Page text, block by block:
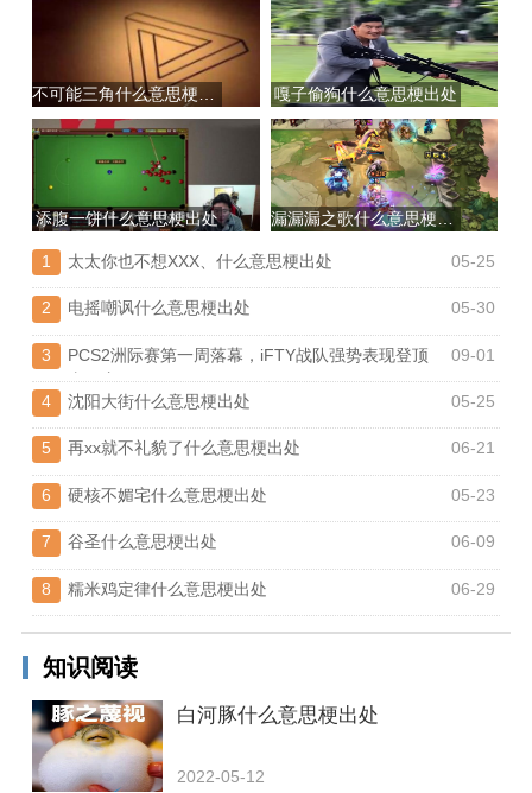
嘎子偷狗什么意思梗出处
添腹一饼什么意思梗出处
1 太太你也不想XXX、什么意思梗出处 05-25
2 电摇嘲讽什么意思梗出处 05-30
3
PCS2洲际赛第一周落幕，iFTY战队强势表现登顶
东亚赛区
09-01
4 沈阳大街什么意思梗出处 05-25
5 再xx就不礼貌了什么意思梗出处 06-21
6 硬核不媚宅什么意思梗出处 05-23
7 谷圣什么意思梗出处 06-09
8 糯米鸡定律什么意思梗出处 06-29
知识阅读
白河豚什么意思梗出处
2022-05-12